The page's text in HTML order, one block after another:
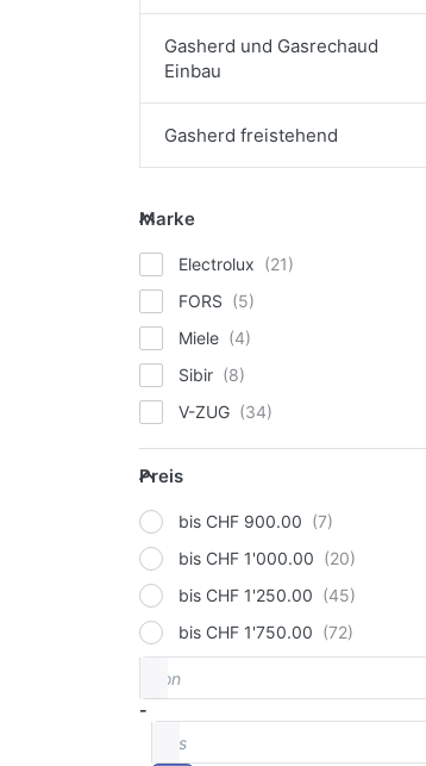
Gasherd und Gasrechaud
Einbau
Gasherd freistehend
Marke
Marke
Electrolux
FORS
Miele
Sibir
V-ZUG
Preis
Preis
bis CHF 900.00
bis CHF 1'000.00
bis CHF 1'250.00
bis CHF 1'750.00
Preisspanne
-